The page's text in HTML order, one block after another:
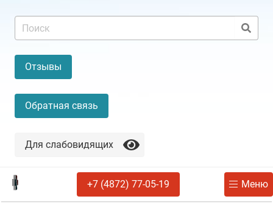
Отзывы
Обратная связь
Для слабовидящих
+7 (4872) 77-05-19 Меню